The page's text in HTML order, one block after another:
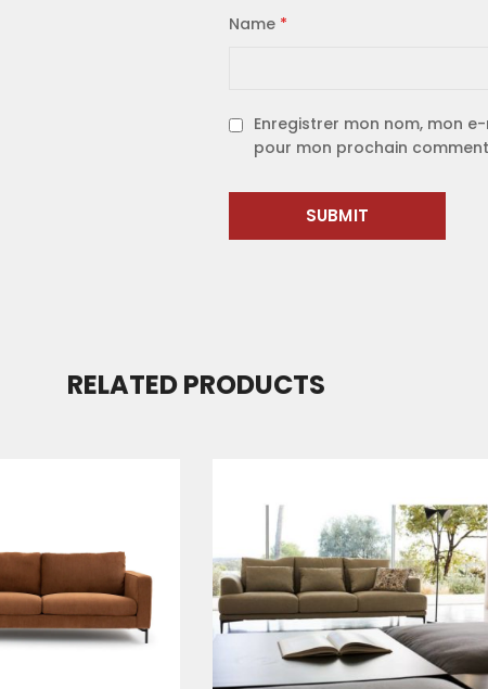
Name *
Enregistrer mon nom, mon
pour mon prochain
RELATED PRODUCTS